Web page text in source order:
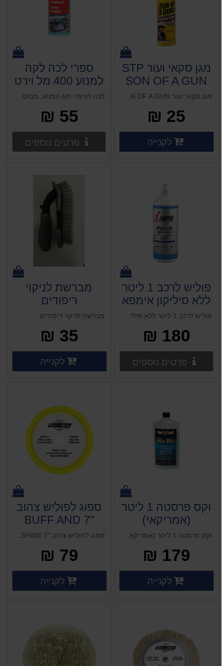
מגן סקאי ועור STP
SON OF A GUN
מגן סקאי ועור STP SON OF A GUN
25 ₪
פרטים נוספים פרטים נוספים לקנייה
ספרי לכה לקה
למנוע 400 מל וירט
WURTH
לכה לציפוי תא המנוע, מבוססת ציפוי אקרילי איכותי
55 ₪
פרטים נוספים
פוליש לרכב 1 ליטר
ללא סיליקון אימפא
IMPA
180 ₪
פרטים נוספים פרטים נוספים
מברשת לניקוי
ריפודים
מברשת לניקוי ריפודים
35 ₪
פרטים נוספים
לקנייה
וקס פרסטה 1 ליטר
(אמריקאי)
179 ₪
פרטים נוספים פרטים נוספים לקנייה
ספוג לפוליש צהוב
"7 BUFF AND
SHINE
ספוג לפוליש צהוב "7 BUFF AND SHINE
79 ₪
פרטים נוספים
לקנייה